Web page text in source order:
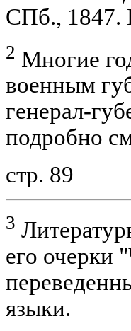
СПб., 1847.
2 Многие
военным
генерал-
подробно
стр. 89
3
его очерки
языки.